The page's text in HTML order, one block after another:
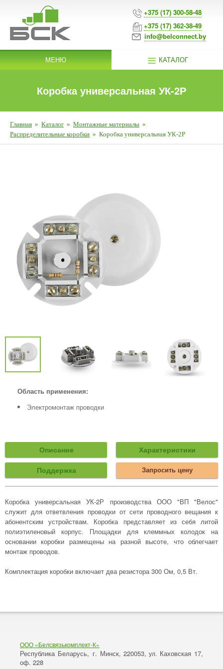
+375 (17) 300-58-48
+375 (17) 362-38-49
info@belconnect.by
МЕНЮ КАТАЛОГ
Коробка универсальная УК-2Р
Главная » Каталог » Монтажные материалы »
Распределительные коробки » Коробка универсальная УК-2Р
Область применения:
Электромонтаж проводки
Описание Характеристики
Поддержка Запросить цену
Коробка универсальная УК-2Р производства ООО "ВП "Велос"
служит для ответвления проводки от сети проводного вещания к
абонентским устройствам. Коробка представляет из себя литой
полиэтиленовый корпус. Площадки для клеммных колодок на
основании коробки размещены на разной высоте, что облегчает
монтаж проводов.
Комплектация коробки включает два резистора 300 Ом, 0,5 Вт.
ООО «Белсвязькомплект-К»
Республика Беларусь, г. Минск, 220053, ул. Каховская 17,
оф. 228